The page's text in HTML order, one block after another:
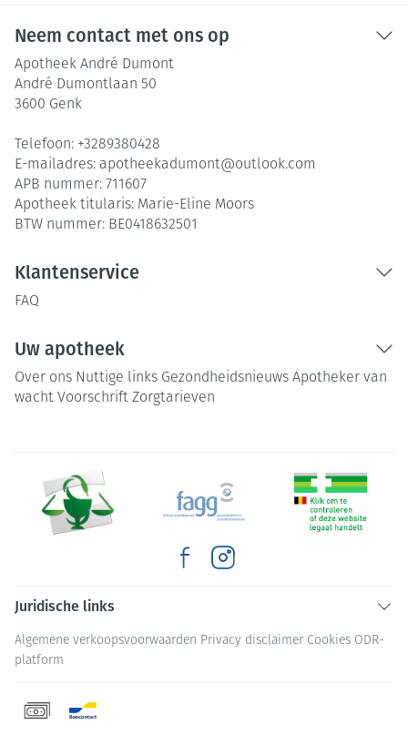
Neem contact met ons op
Apotheek André Dumont
André Dumontlaan 50
3600 Genk
Telefoon: +3289380428
E-mailadres: apotheekadumont@outlook.com
APB nummer: 711607
Apotheek titularis: Marie-Eline Moors
BTW nummer: BE0418632501
Klantenservice
FAQ
Uw apotheek
Over ons Nuttige links Gezondheidsnieuws Apotheker van
wacht Voorschrift Zorgtarieven
Juridische links
Algemene verkoopsvoorwaarden Privacy disclaimer Cookies ODR-
platform